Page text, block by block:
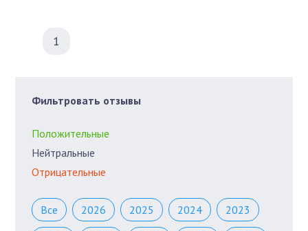
1
Фильтровать отзывы
Положительные
Нейтральные
Отрицательные
Все 2026 2025 2024 2023